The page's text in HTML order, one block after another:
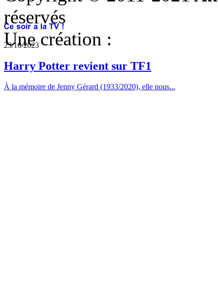
23/10/2023
Harry Potter revient sur TF1
À la mémoire de Jenny Gérard (1933/2020), elle nous...
réservés
Une création :